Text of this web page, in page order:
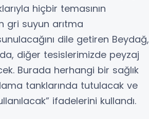
hiçbir temasının
gri suyun arıtma
dile getiren Beydağ,
diğer tesislerimizde peyzaj
Burada herhangi bir sağlık
tanklarında tutulacak ve
ifadelerini kullandı.